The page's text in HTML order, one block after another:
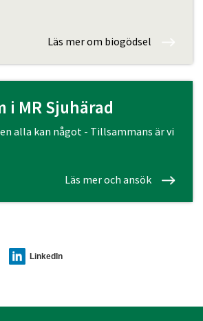
Läs mer om biogödsel
i MR Sjuhärad
alla kan något - Tillsammans är vi
Läs mer och ansök
LinkedIn